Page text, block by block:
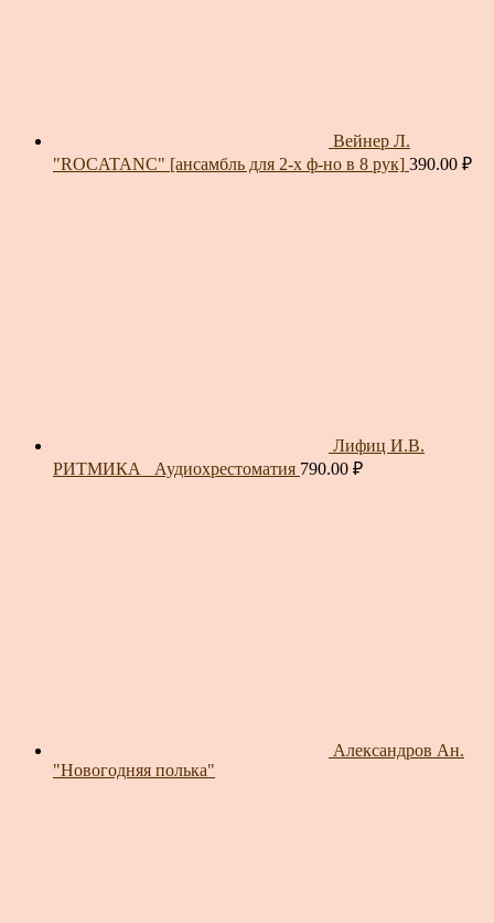
Вейнер Л.
"ROCATANC" [ансамбль для 2-х ф-но в 8 рук] 390.00 ₽
Лифиц И.В.
РИТМИКА_ Аудиохрестоматия 790.00 ₽
Александров Ан.
"Новогодняя полька"